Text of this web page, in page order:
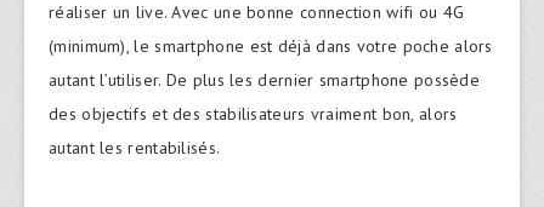
réaliser un live. Avec une bonne connection wifi ou 4G
(minimum), le smartphone est déjà dans votre poche alors
autant l’utiliser. De plus les dernier smartphone possède
des objectifs et des stabilisateurs vraiment bon, alors
autant les rentabilisés.